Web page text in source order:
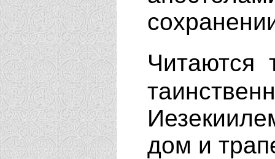
Читаются
дом и